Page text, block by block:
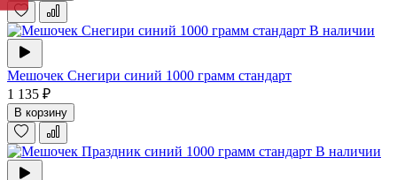
В наличии
Мешочек Снегири синий 1000 грамм стандарт
1 135 ₽
В корзину
В наличии